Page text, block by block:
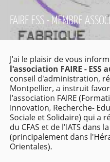
FAIRE ESS - MEMBRE
J'ai le plaisir de vous
l'association FAIRE - ESS
conseil d'administration,
Montpellier, a instruit
l'association FAIRE
Innovation, Recherche-
Sociale et Solidaire) qui a
du CFAS et de l'IATS dans
(principalement dans
Orientales).